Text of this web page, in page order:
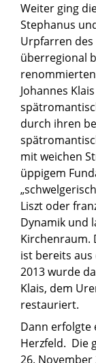
Weiter ging
Stephanus
Urpfarren
überregional
Johannes
durch ihren
mit weichen
üppigem
Liszt oder
Dynamik und
Kirchenraum.
ist bereits aus
2013 wurde
Klais, dem
restauriert.
Dann erfolgte
Herzfeld. Die
26.